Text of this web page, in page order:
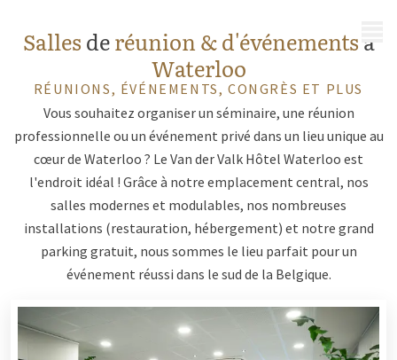
Salles deréunion & d'événements à
Waterloo
RÉUNIONS, ÉVÉNEMENTS, CONGRÈS ET PLUS
Vous souhaitez organiser un séminaire, une réunion
professionnelle ou un événement privé dans un lieu unique au
cœur de Waterloo ? Le Van der Valk Hôtel Waterloo est
l'endroit idéal ! Grâce à notre emplacement central, nos
salles modernes et modulables, nos nombreuses
installations (restauration, hébergement) et notre grand
parking gratuit, nous sommes le lieu parfait pour un
événement réussi dans le sud de la Belgique.